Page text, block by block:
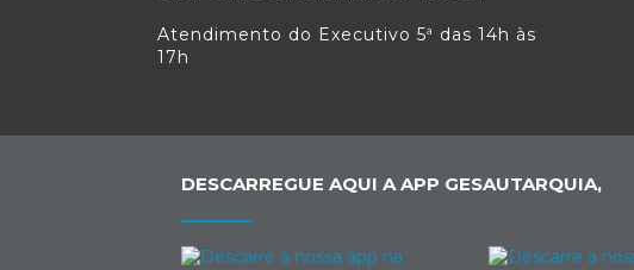
Atendimento do Executivo 5ª das 14h às
17h
DESCARREGUE AQUI A APP GESAUTARQUIA,